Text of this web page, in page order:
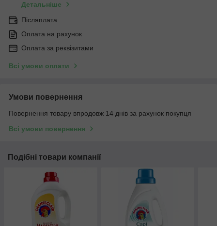
Детальніше
Післяплата
Оплата на рахунок
Оплата за реквізитами
Всі умови оплати
Умови повернення
Повернення товару впродовж 14 днів за рахунок покупця
Всі умови повернення
Подібні товари компанії